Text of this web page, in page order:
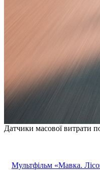
Датчики масової витрати
Мультфільм «Мавка.